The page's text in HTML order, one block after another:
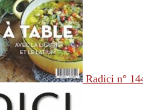
Radici n°